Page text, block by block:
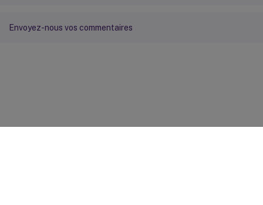
Envoyez-nous vos commentaires